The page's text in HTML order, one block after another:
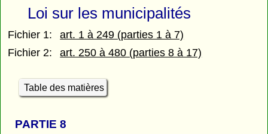
Loi sur les municipalités
Fichier 1:
art. 1 à 249 (parties 1 à 7)
Fichier 2:
art. 250 à 480 (parties 8 à 17)
Table des matières
PARTIE 8